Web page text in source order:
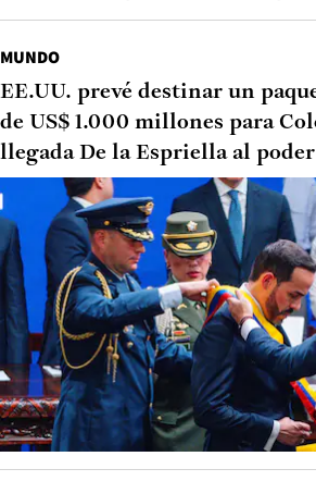
MUNDO
EE.UU. prevé destinar un
de US$ 1.000 millones para
llegada De la Espriella al poder